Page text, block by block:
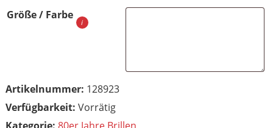
Größe / Farbe
Artikelnummer: 128923
Vorrätig